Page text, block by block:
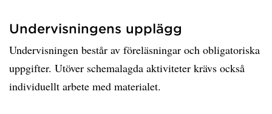
Undervisningens upplägg
Undervisningen består av föreläsningar och obligatoriska
uppgifter. Utöver schemalagda aktiviteter krävs också
individuellt arbete med materialet.